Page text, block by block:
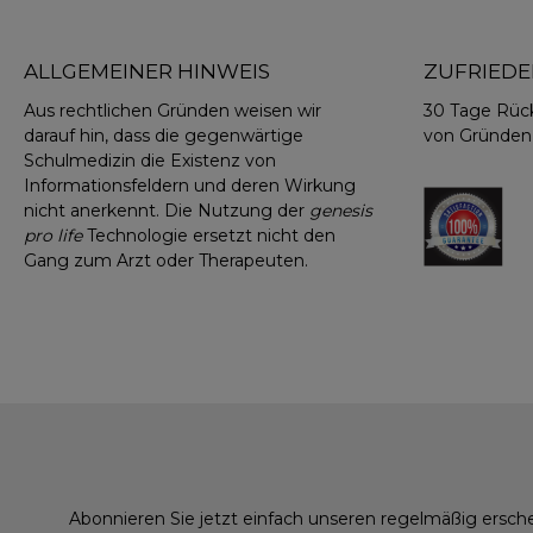
Je
das
auch
ALLGEMEINER HINWEIS
Aus rechtlichen Gründen weisen wir
darauf hin, dass die gegenwärtige
Schulmedizin die Existenz von
Informationsfeldern und deren Wirkung
nicht anerkennt. Die Nutzung der genesis
pro lifeTechnologie ersetzt nicht den
Gang zum Arzt oder Therapeuten.
30 Tage
von Gründen
Abonnieren Sie jetzt einfach unseren regelmäßig